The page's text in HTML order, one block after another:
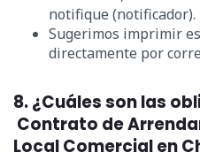
notifique (notificador).
Sugerimos imprimir
directamente por
8. ¿Cuáles son las
Contrato de
Local Comercial en